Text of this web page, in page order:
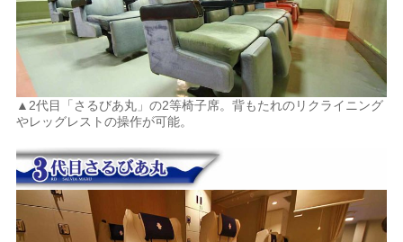
▲2代目「さるびあ丸」の2等椅子席。背もたれのリクライニング
やレッグレストの操作が可能。